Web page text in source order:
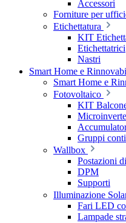
Accessori
Forniture per
Etichettatura
KIT
Etichettatrici
Nastri
Smart Home e
Smart Home e
Fotovoltaico
KIT
Gruppi
Wallbox
Postazioni
DPM
Supporti
Illuminazione
Fari LED
Lampade